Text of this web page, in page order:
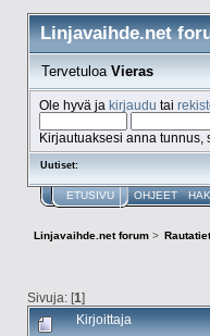
Linjavaihde.net
TervetuloaVieras
Ole hyvä ja kirjaudu tai
Kirjautuaksesi anna tunnus,
Uutiset:
ETUSIVU OHJEET
Linjavaihde.net forum>
Sivuja: [1]
Kirjoittaja